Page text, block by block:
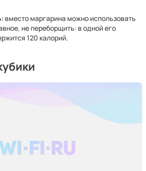
вместо маргарина можно использовать
не переборщить: в одной его
120 калорий.